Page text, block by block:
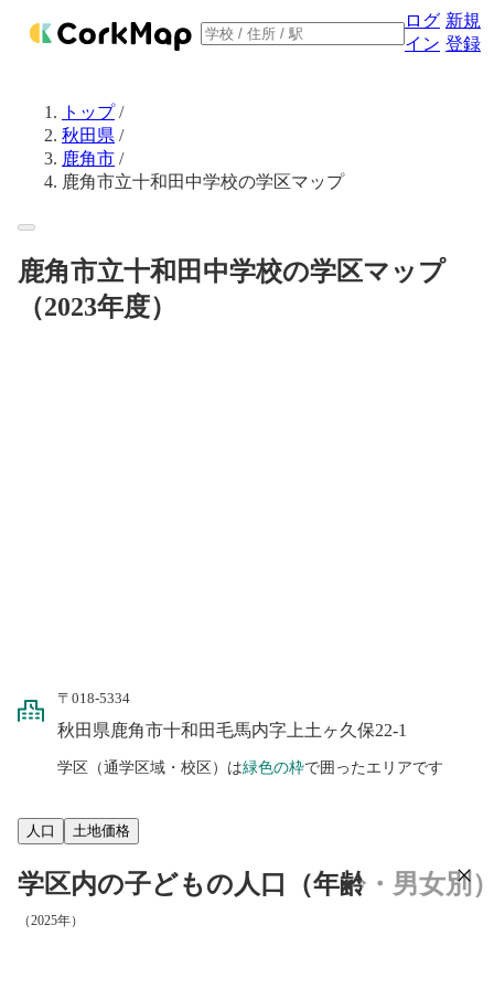
ログ
イン
新規
登録
トップ/
秋田県 /
鹿角市 /
鹿角市立十和田中学校の学区マップ
鹿角市立十和田中学校の学区マップ
（2023年度）
〒018-5334
秋田県鹿角市十和田毛馬内字上土ヶ久保22-1
学区（通学区域・校区）は緑色の枠で囲ったエリアです
人口 土地価格
学区内の子どもの人口（年齢・男女別
（2025年）